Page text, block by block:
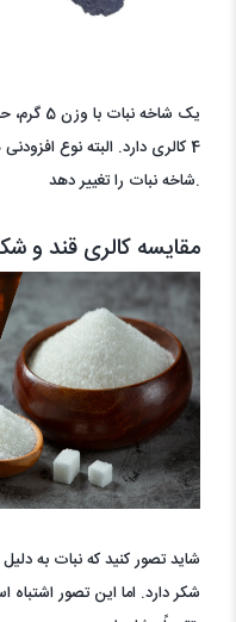
4 کالری دارد. البته نوع
شاخه نبات را تغییر دهد.
مقایسه کالری قند و
شاید تصور کنید که نبات به
شکر دارد. اما این تصور